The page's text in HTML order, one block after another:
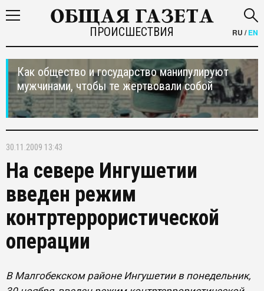
ПРОИСШЕСТВИЯ RU /EN
Как общество и государство манипулируют
мужчинами, чтобы те жертвовали собой
30.11.2009 13:43
На севере Ингушетии
введен режим
контртеррористической
операции
В Малгобекском районе Ингушетии в понедельник,